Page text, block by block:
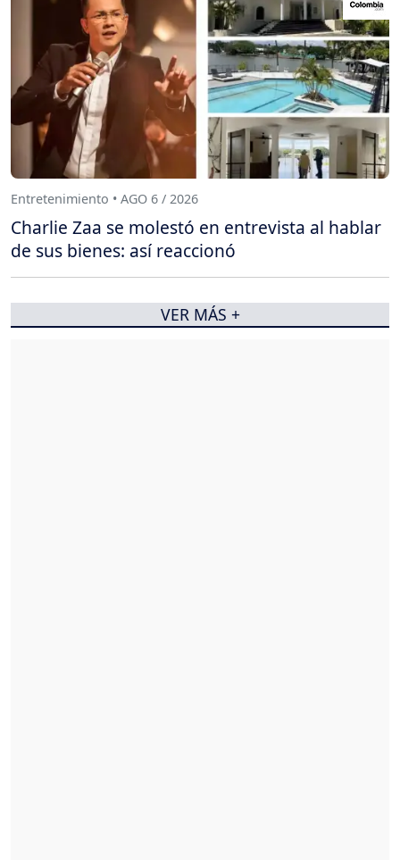
Entretenimiento • AGO 6 / 2026
Charlie Zaa se molestó en entrevista al hablar
de sus bienes: así reaccionó
VER MÁS +